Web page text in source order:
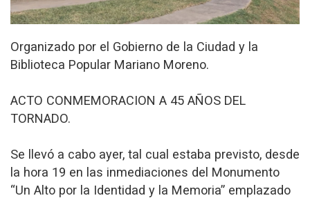
Organizado por el Gobierno de la Ciudad y la
Biblioteca Popular Mariano Moreno.
ACTO CONMEMORACION A 45 AÑOS DEL
TORNADO.
Se llevó a cabo ayer, tal cual estaba previsto, desde
la hora 19 en las inmediaciones del Monumento
“Un Alto por la Identidad y la Memoria” emplazado